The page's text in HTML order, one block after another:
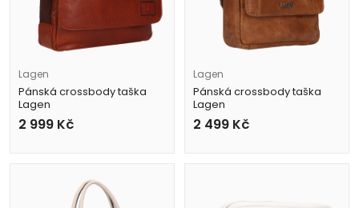
Lagen
Pánská crossbody taška
Lagen
290603 hnědá
2 999 Kč
Lagen
Pánská crossbody taška
Lagen
LG-5012 hnědá
2 499 Kč